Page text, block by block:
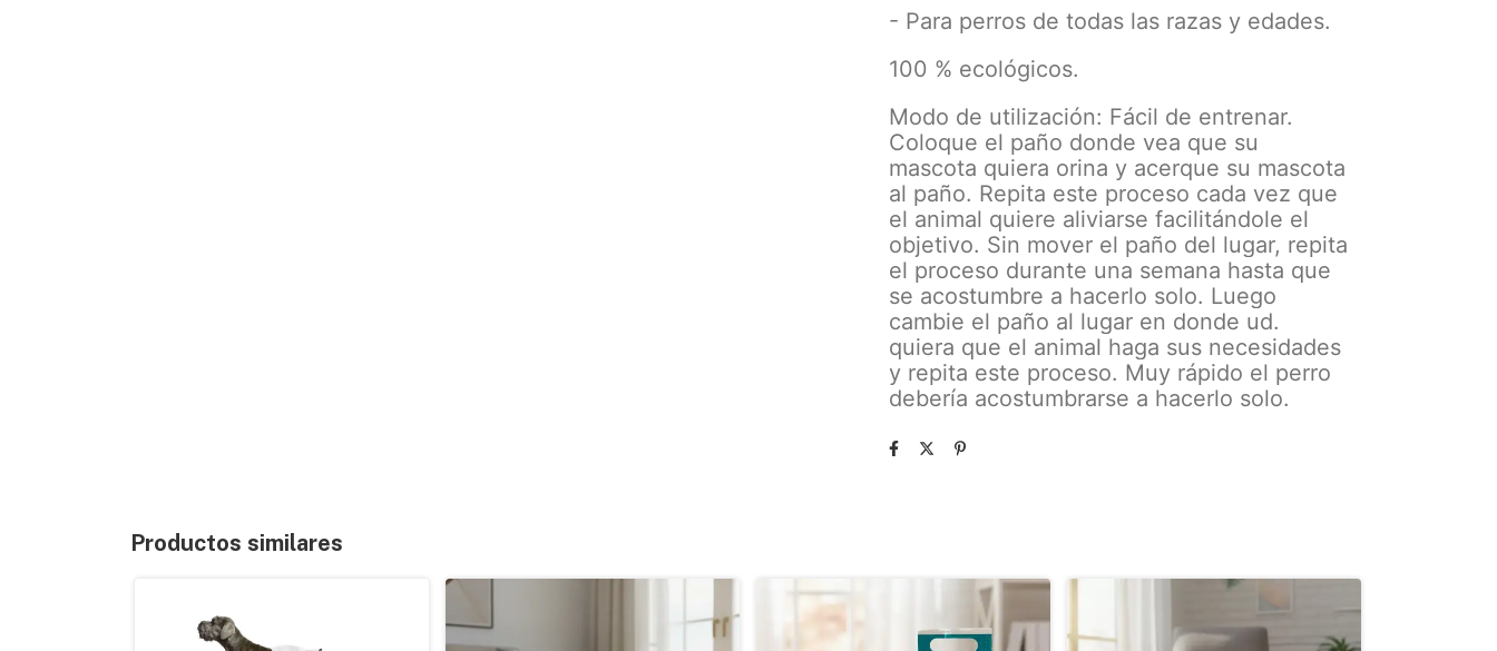
- Para perros de todas las razas y edades.
100 % ecológicos.
Modo de utilización: Fácil de entrenar.
Coloque el paño donde vea que su
mascota quiera orina y acerque su mascota
al paño. Repita este proceso cada vez que
el animal quiere aliviarse facilitándole el
objetivo. Sin mover el paño del lugar, repita
el proceso durante una semana hasta que
se acostumbre a hacerlo solo. Luego
cambie el paño al lugar en donde ud.
quiera que el animal haga sus necesidades
y repita este proceso. Muy rápido el perro
debería acostumbrarse a hacerlo solo.
Productos similares